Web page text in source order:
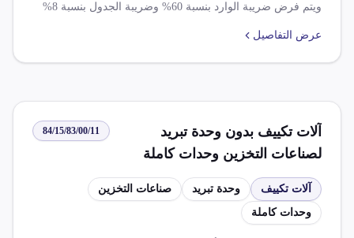
ويتم فرض ضريبة الوارد بنسبة 60% وضريبة الجدول بنسبة 8%
والاستثناءات، بما في ذلك الحصول على موافقة مسبقة
عرض التفاصيل
آلات تكييف بدون وحدة تبريد
لصناعات التخزين وحدات كاملة
84/15/83/00/11
آلات تكييف وحدة تبريد
صناعات التخزين
وحدات كاملة